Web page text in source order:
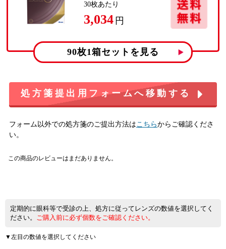
30枚あたり
3,034 円
90枚1箱セットを見る
処方箋提出用フォームへ移動する
フォーム以外での処方箋のご提出方法は こちらからご確認くださ
い。
この商品のレビューはまだありません。
定期的に眼科等で受診の上、処方に従ってレンズの数値を選択してく
ださい。 ご購入前に必ず個数をご確認ください。
▼左目の数値を選択してください